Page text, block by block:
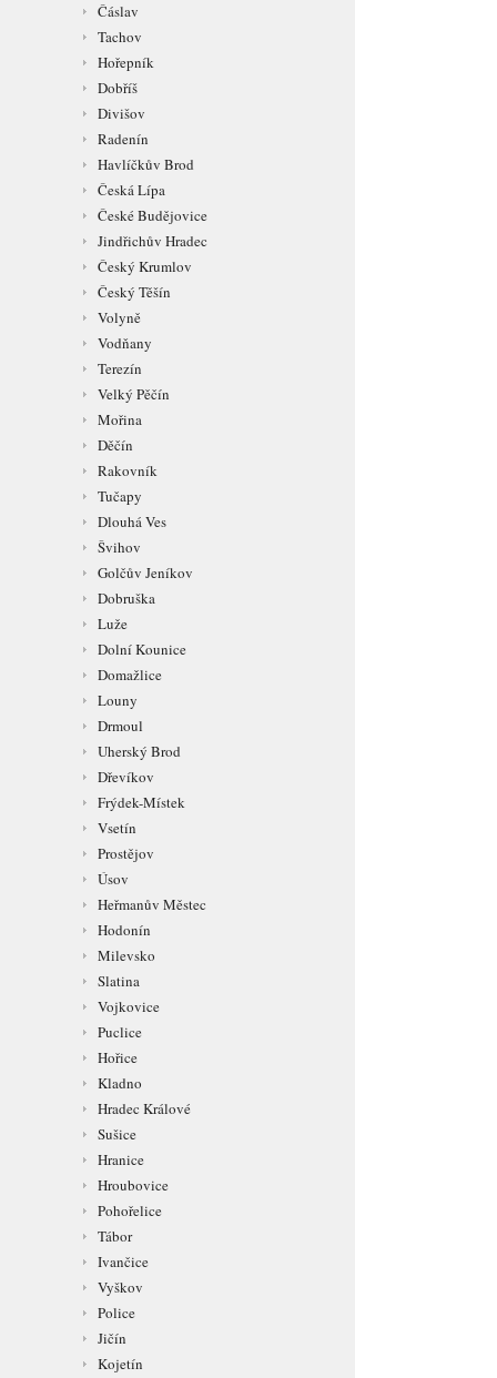
Čáslav
Tachov
Hořepník
Dobříš
Divišov
Radenín
Havlíčkův Brod
Česká Lípa
České Budějovice
Jindřichův Hradec
Český Krumlov
Český Těšín
Volyně
Vodňany
Terezín
Velký Pěčín
Mořina
Děčín
Rakovník
Tučapy
Dlouhá Ves
Švihov
Golčův Jeníkov
Dobruška
Luže
Dolní Kounice
Domažlice
Louny
Drmoul
Uherský Brod
Dřevíkov
Frýdek-Místek
Vsetín
Prostějov
Úsov
Heřmanův Městec
Hodonín
Milevsko
Slatina
Vojkovice
Puclice
Hořice
Kladno
Hradec Králové
Sušice
Hranice
Hroubovice
Pohořelice
Tábor
Ivančice
Vyškov
Police
Jičín
Kojetín